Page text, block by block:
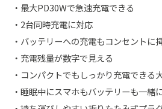
・最大PD30Wで急速充電できる
・2台同時充電に対応
・バッテリーへの充電もコンセントに
・充電残量が数字で見える
・コンパクトでもしっかり充電できる
・睡眠中にスマホもバッテリーも一緒